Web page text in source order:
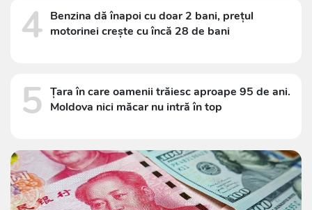
4 Benzina dă înapoi cu doar 2 bani, prețul
motorinei crește cu încă 28 de bani
5 Țara în care oamenii trăiesc aproape 95 de ani.
Moldova nici măcar nu intră în top